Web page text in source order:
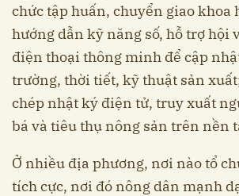
chức tập huấn, chuyển giao khoa
hướng dẫn kỹ năng số, hỗ trợ hội
điện thoại thông minh để cập
trường, thời tiết, kỹ thuật sản
chép nhật ký điện tử, truy xuất
bá và tiêu thụ nông sản trên nền
Ở nhiều địa phương, nơi nào tổ
tích cực, nơi đó nông dân mạnh